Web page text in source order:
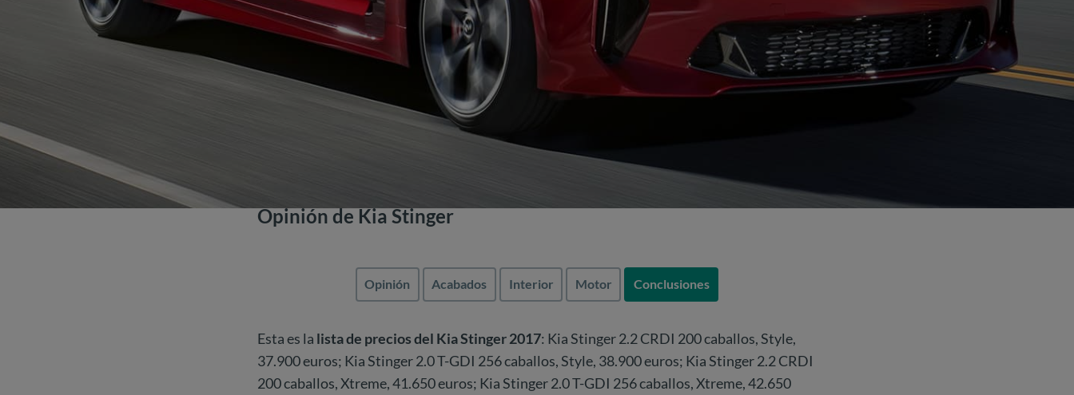
Opinión de Kia Stinger
Opinión Acabados Interior Motor Conclusiones
Esta es la lista de precios del Kia Stinger 2017: Kia Stinger 2.2 CRDI 200 caballos, Style,
37.900 euros; Kia Stinger 2.0 T-GDI 256 caballos, Style, 38.900 euros; Kia Stinger 2.2 CRDI
200 caballos, Xtreme, 41.650 euros; Kia Stinger 2.0 T-GDI 256 caballos, Xtreme, 42.650